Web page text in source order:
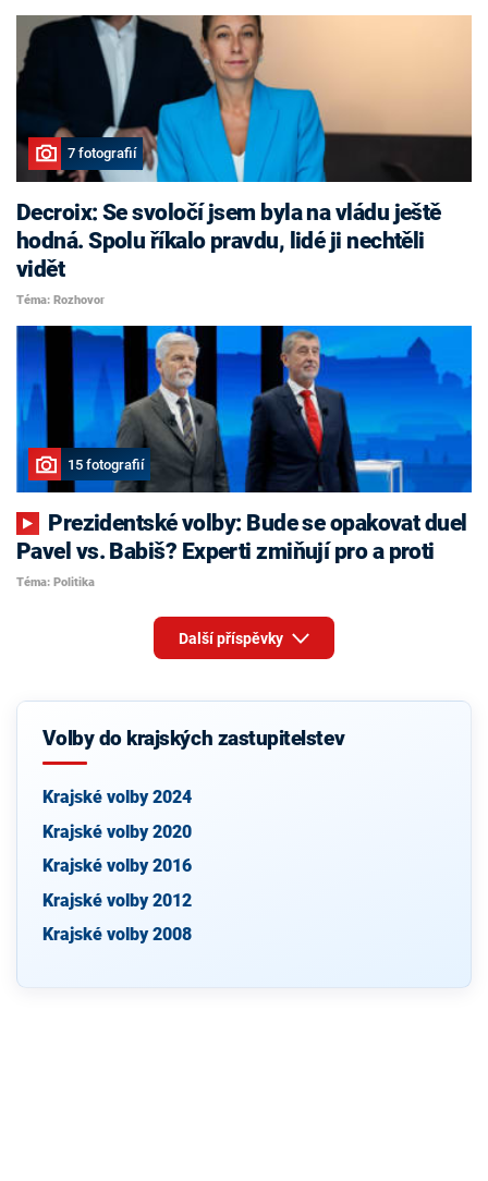
7 fotografií
Decroix: Se svoločí jsem byla na vládu ještě
hodná. Spolu říkalo pravdu, lidé ji nechtěli
vidět
Téma: Rozhovor
15 fotografií
Pavel vs. Babiš? Experti zmiňují pro a proti
Téma: Politika
Další příspěvky
Volby do krajských zastupitelstev
Krajské volby 2024
Krajské volby 2020
Krajské volby 2016
Krajské volby 2012
Krajské volby 2008